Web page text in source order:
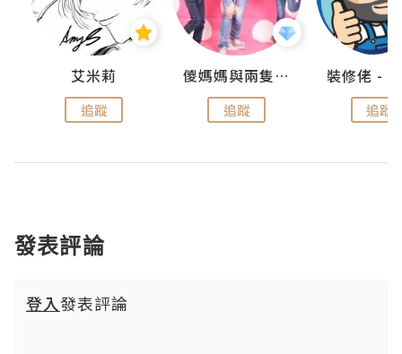
艾米莉
追蹤
儍媽媽與兩隻小魔怪之家
追蹤 追蹤
發表評論
登入發表評論